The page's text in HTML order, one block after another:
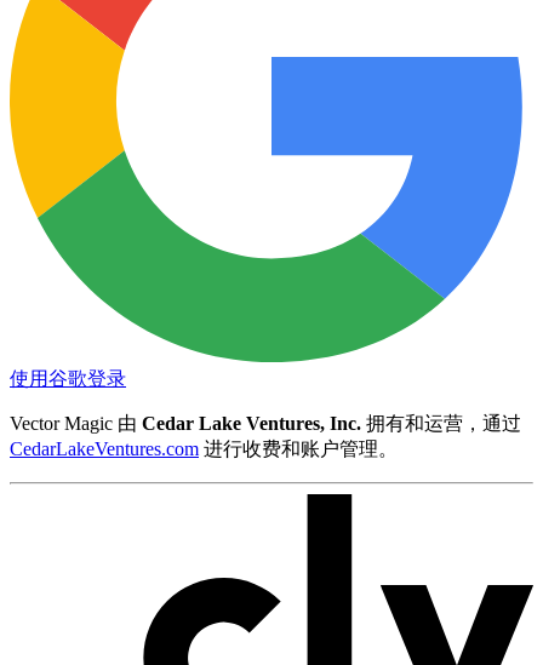
使用谷歌登录
Vector Magic 由 Cedar Lake Ventures, Inc. 拥有和运营，通过
CedarLakeVentures.com 进行收费和账户管理。